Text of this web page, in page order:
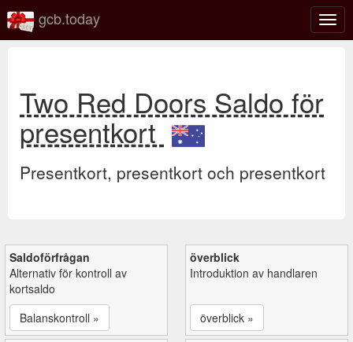
gcb.today
Two Red Doors Saldo för
presentkort
Presentkort, presentkort och presentkort
Saldoförfrågan
Alternativ för kontroll av
kortsaldo
Balanskontroll »
överblick
Introduktion av handlaren
överblick »